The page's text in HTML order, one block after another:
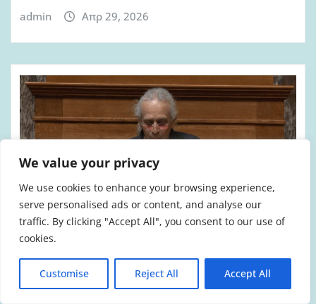
We value your privacy
We use cookies to enhance your browsing experience,
serve personalised ads or content, and analyse our
traffic. By clicking "Accept All", you consent to our use of
cookies.
Customise Reject All Accept All
admin Απρ 29, 2026
ΑΝΤΙΠΥΡΙΚΉ ΠΕΡΊΟΔΟΣ 2026
ΆΡΘΡΑ-ΑΠΌΨΕΙΣ
ΒΊΝΤΕΟ & ΗΧΗΤΙΚΌ ΥΛΙΚΌ